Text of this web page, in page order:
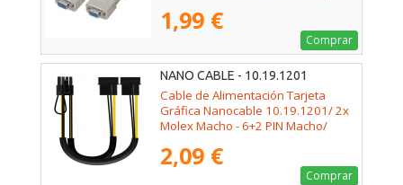
1,99 €
Comprar
NANO CABLE - 10.19.1201
Cable de Alimentación Tarjeta
Gráfica Nanocable 10.19.1201/ 2x
Molex Macho - 6+2 PIN Macho/
2,09 €
Comprar